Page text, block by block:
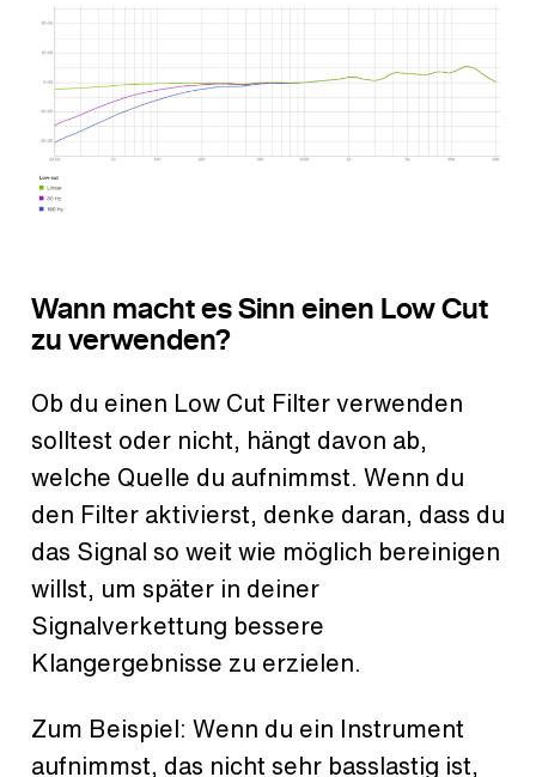
Wann macht es Sinn einen Low Cut
zu verwenden?
Ob du einen Low Cut Filter verwenden
solltest oder nicht, hängt davon ab,
welche Quelle du aufnimmst. Wenn du
den Filter aktivierst, denke daran, dass du
das Signal so weit wie möglich bereinigen
willst, um später in deiner
Signalverkettung bessere
Klangergebnisse zu erzielen.
Zum Beispiel: Wenn du ein Instrument
aufnimmst, das nicht sehr basslastig ist,